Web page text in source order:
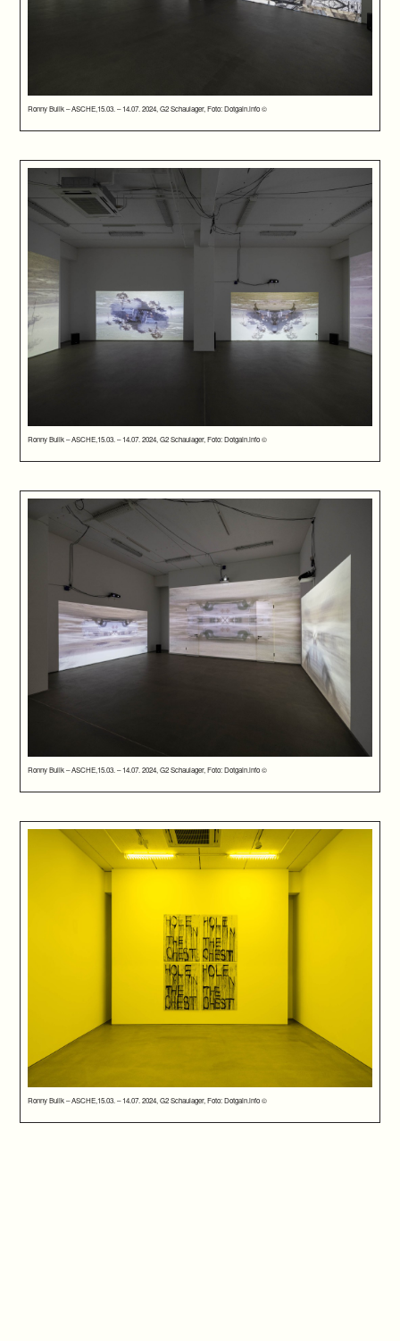
Ronny Bulik – ASCHE,15.03. – 14.07. 2024, G2 Schaulager, Foto: Dotgain.info ©
Ronny Bulik – ASCHE,15.03. – 14.07. 2024, G2 Schaulager, Foto: Dotgain.info ©
Ronny Bulik – ASCHE,15.03. – 14.07. 2024, G2 Schaulager, Foto: Dotgain.info ©
Ronny Bulik – ASCHE,15.03. – 14.07. 2024, G2 Schaulager, Foto: Dotgain.info ©